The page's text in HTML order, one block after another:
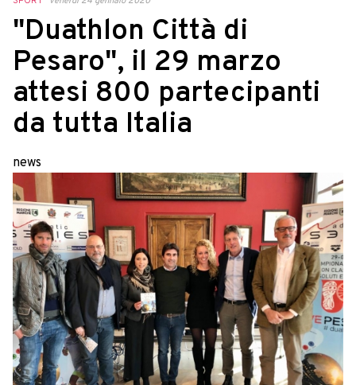
"Duathlon Città di
Pesaro", il 29 marzo
attesi 800 partecipanti
da tutta Italia
news